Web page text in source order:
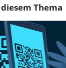
Thema